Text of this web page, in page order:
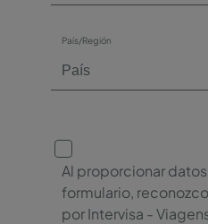
País/Región
Al proporcionar
formulario,
por Intervisa -